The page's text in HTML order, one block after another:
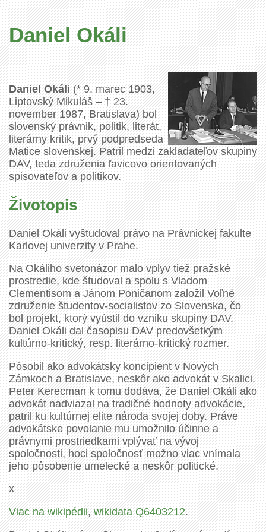
Daniel Okáli
Daniel Okáli(* 9. marec 1903,
Liptovský Mikuláš – † 23.
november 1987, Bratislava) bol
slovenský právnik, politik, literát,
literárny kritik, prvý podpredseda
Matice slovenskej. Patril medzi zakladateľov skupiny
DAV, teda združenia ľavicovo orientovaných
spisovateľov a politikov.
Životopis
Daniel Okáli vyštudoval právo na Právnickej fakulte
Karlovej univerzity v Prahe.
Na Okáliho svetonázor malo vplyv tiež pražské
prostredie, kde študoval a spolu s Vladom
Clementisom a Jánom Poničanom založil Voľné
združenie študentov-socialistov zo Slovenska, čo
bol projekt, ktorý vyústil do vzniku skupiny DAV.
Daniel Okáli dal časopisu DAV predovšetkým
kultúrno-kritický, resp. literárno-kritický rozmer.
Pôsobil ako advokátsky koncipient v Nových
Zámkoch a Bratislave, neskôr ako advokát v Skalici.
Peter Kerecman k tomu dodáva, že Daniel Okáli ako
advokát nadviazal na tradičné hodnoty advokácie,
patril ku kultúrnej elite národa svojej doby. Práve
advokátske povolanie mu umožnilo účinne a
právnymi prostriedkami vplývať na vývoj
spoločnosti, hoci spoločnosť možno viac vnímala
jeho pôsobenie umelecké a neskôr politické.
x
Viac na wikipédii,wikidata Q6403212.